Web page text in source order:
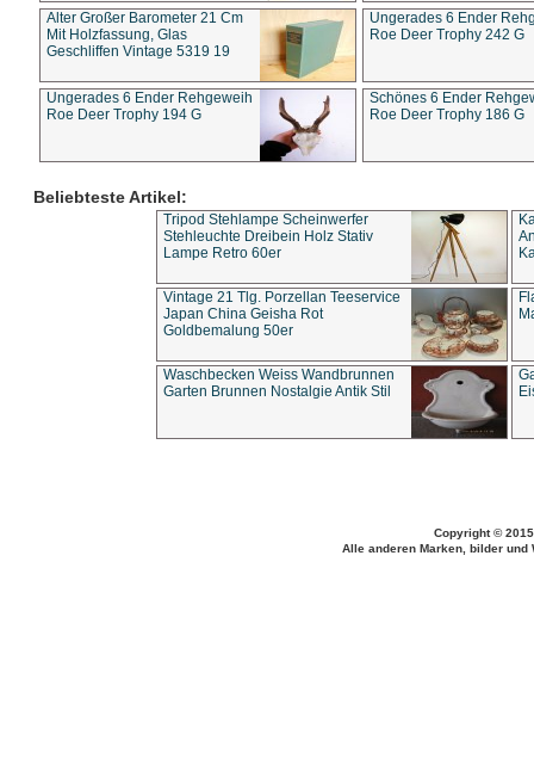
Alter Großer Barometer 21 Cm
Mit Holzfassung, Glas
Geschliffen Vintage 5319 19
Ungerades 6 Ender
Roe Deer Trophy 242 G
Ungerades 6 Ender Rehgeweih
Roe Deer Trophy 194 G
Schönes 6 Ender
Roe Deer Trophy 186 G
Beliebteste Artikel:
Tripod Stehlampe Scheinwerfer
Stehleuchte Dreibein Holz Stativ
Lampe Retro 60er
Vintage 21 Tlg. Porzellan Teeservice
Japan China Geisha Rot
Goldbemalung 50er
Waschbecken Weiss Wandbrunnen
Garten Brunnen Nostalgie Antik Stil
Copyright ©
Alle anderen Marken, bilder und